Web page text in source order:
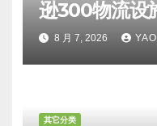
逊300物流设
8 月 7, 2026
其它分类